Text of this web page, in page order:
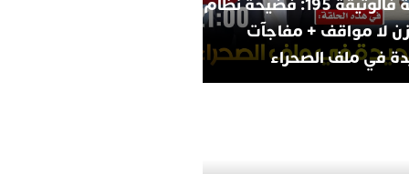
الثقة فالوثيقة 195: فضيحة نظام
لا مواقف + مفاجآت
في ملف الصحراء